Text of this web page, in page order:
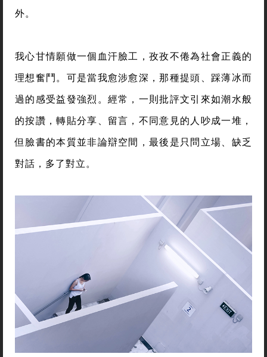
外。
我心甘情願做一個血汗臉工，孜孜不倦為社會正義的
理想奮鬥。可是當我愈涉愈深，那種提頭、踩薄冰而
過的感受益發強烈。經常，一則批評文引來如潮水般
的按讚，轉貼分享、留言，不同意見的人吵成一堆，
但臉書的本質並非論辯空間，最後是只問立場、缺乏
對話，多了對立。